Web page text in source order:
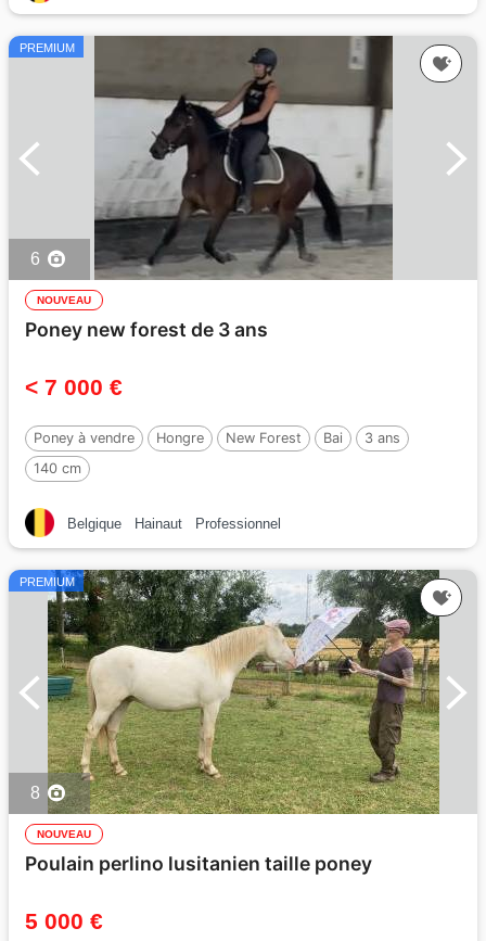
PREMIUM
6
NOUVEAU
Poney new forest de 3 ans
< 7 000 €
Poney à vendre Hongre New Forest Bai
3 ans
140 cm
Belgique Hainaut Professionnel
PREMIUM
8
NOUVEAU
Poulain perlino lusitanien taille poney
5 000 €